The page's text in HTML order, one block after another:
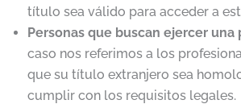
título sea válido para acceder a
Personas que buscan ejercer una
caso nos referimos a los
que su título extranjero sea
cumplir con los requisitos legales.